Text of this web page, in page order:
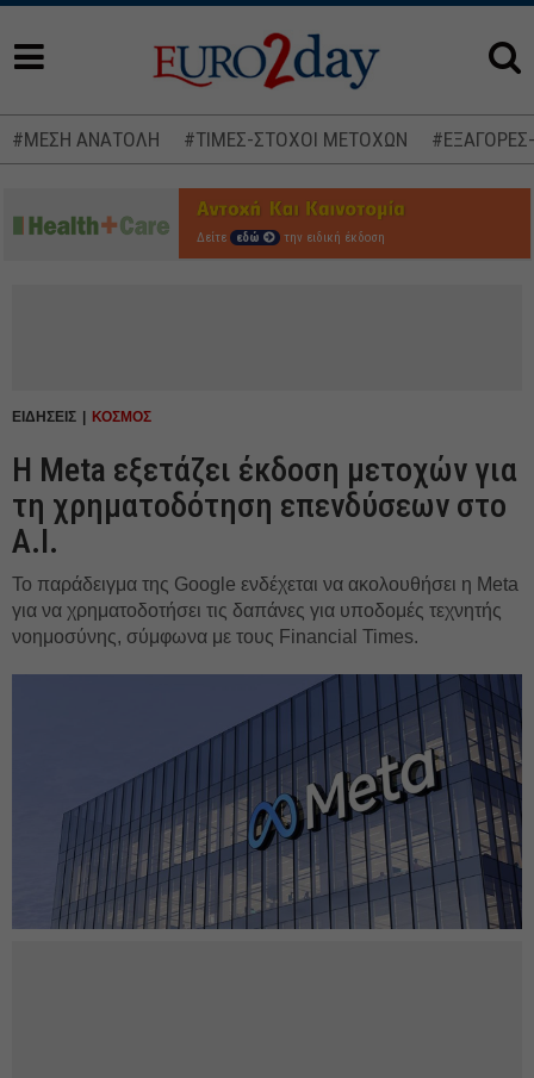
#ΜΕΣΗ ΑΝΑΤΟΛΗ #ΤΙΜΕΣ-ΣΤΟΧΟΙ ΜΕΤΟΧΩΝ
Δείτε εδώ την ειδική έκδοση
ΕΙΔΗΣΕΙΣ ΚΟΣΜΟΣ
Η Meta εξετάζει έκδοση μετοχών για
τη χρηματοδότηση επενδύσεων στο
A.I.
Το παράδειγμα της Google ενδέχεται να ακολουθήσει η Meta
για να χρηματοδοτήσει τις δαπάνες για υποδομές τεχνητής
νοημοσύνης, σύμφωνα με τους Financial Times.